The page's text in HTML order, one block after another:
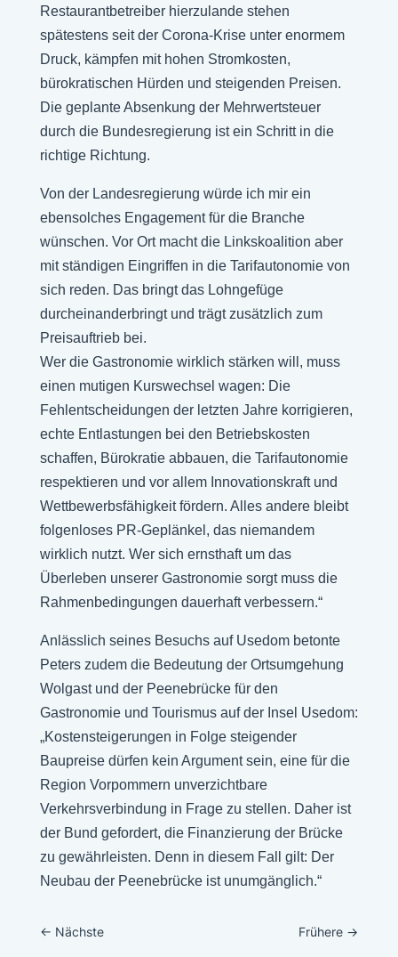
Restaurantbetreiber hierzulande stehen
spätestens seit der Corona-Krise unter enormem
Druck, kämpfen mit hohen Stromkosten,
bürokratischen Hürden und steigenden Preisen.
Die geplante Absenkung der Mehrwertsteuer
durch die Bundesregierung ist ein Schritt in die
richtige Richtung.
Von der Landesregierung würde ich mir ein
ebensolches Engagement für die Branche
wünschen. Vor Ort macht die Linkskoalition aber
mit ständigen Eingriffen in die Tarifautonomie von
sich reden. Das bringt das Lohngefüge
durcheinanderbringt und trägt zusätzlich zum
Preisauftrieb bei.
Wer die Gastronomie wirklich stärken will, muss
einen mutigen Kurswechsel wagen: Die
Fehlentscheidungen der letzten Jahre korrigieren,
echte Entlastungen bei den Betriebskosten
schaffen, Bürokratie abbauen, die Tarifautonomie
respektieren und vor allem Innovationskraft und
Wettbewerbsfähigkeit fördern. Alles andere bleibt
folgenloses PR-Geplänkel, das niemandem
wirklich nutzt. Wer sich ernsthaft um das
Überleben unserer Gastronomie sorgt muss die
Rahmenbedingungen dauerhaft verbessern.“
Anlässlich seines Besuchs auf Usedom betonte
Peters zudem die Bedeutung der Ortsumgehung
Wolgast und der Peenebrücke für den
Gastronomie und Tourismus auf der Insel Usedom:
„Kostensteigerungen in Folge steigender
Baupreise dürfen kein Argument sein, eine für die
Region Vorpommern unverzichtbare
Verkehrsverbindung in Frage zu stellen. Daher ist
der Bund gefordert, die Finanzierung der Brücke
zu gewährleisten. Denn in diesem Fall gilt: Der
Neubau der Peenebrücke ist unumgänglich.“
← Nächste Frühere →